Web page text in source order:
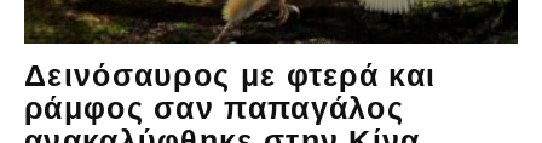
Δεινόσαυρος με φτερά και
ράμφος σαν παπαγάλος